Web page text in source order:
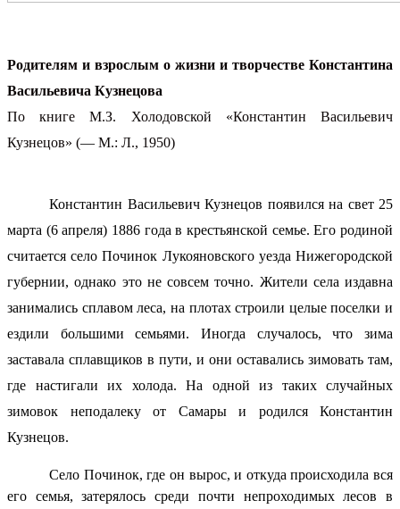
Родителям и взрослым о жизни и творчестве Константина
Васильевича Кузнецова
По книге М.З. Холодовской «Константин Васильевич
Кузнецов» (— М.: Л., 1950)
Константин Васильевич Кузнецов появился на свет 25
марта (6 апреля) 1886 года в крестьянской семье. Его родиной
считается село Починок Лукояновского уезда Нижегородской
губернии, однако это не совсем точно. Жители села издавна
занимались сплавом леса, на плотах строили целые поселки и
ездили большими семьями. Иногда случалось, что зима
заставала сплавщиков в пути, и они оставались зимовать там,
где настигали их холода. На одной из таких случайных
зимовок неподалеку от Самары и родился Константин
Кузнецов.
Село Починок, где он вырос, и откуда происходила вся
его семья, затерялось среди почти непроходимых лесов в